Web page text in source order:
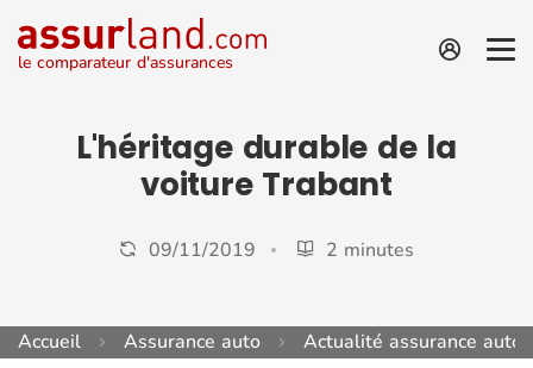
le comparateur d'assurances
L'héritage durable de la
voiture Trabant
09/11/2019 2 minutes
Accueil Assurance auto Actualité assurance auto